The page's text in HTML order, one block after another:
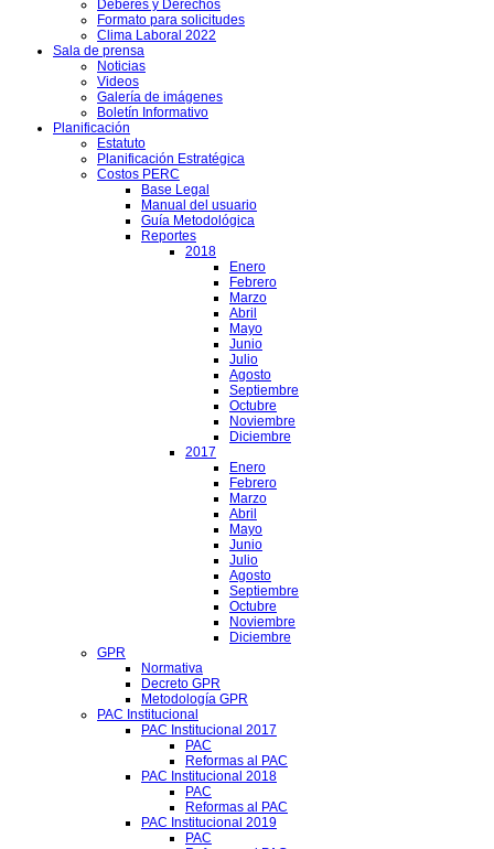
Deberes y Derechos
Formato para solicitudes
Clima Laboral 2022
Sala de prensa
Noticias
Videos
Galería de imágenes
Boletín Informativo
Planificación
Estatuto
Planificación Estratégica
Costos PERC
Base Legal
Manual del usuario
Guía Metodológica
Reportes
2018
Enero
Febrero
Marzo
Abril
Mayo
Junio
Julio
Agosto
Septiembre
Octubre
Noviembre
Diciembre
2017
Enero
Febrero
Marzo
Abril
Mayo
Junio
Julio
Agosto
Septiembre
Octubre
Noviembre
Diciembre
GPR
Normativa
Decreto GPR
Metodología GPR
PAC Institucional
PAC Institucional 2017
PAC
Reformas al PAC
PAC Institucional 2018
PAC
Reformas al PAC
PAC Institucional 2019
PAC